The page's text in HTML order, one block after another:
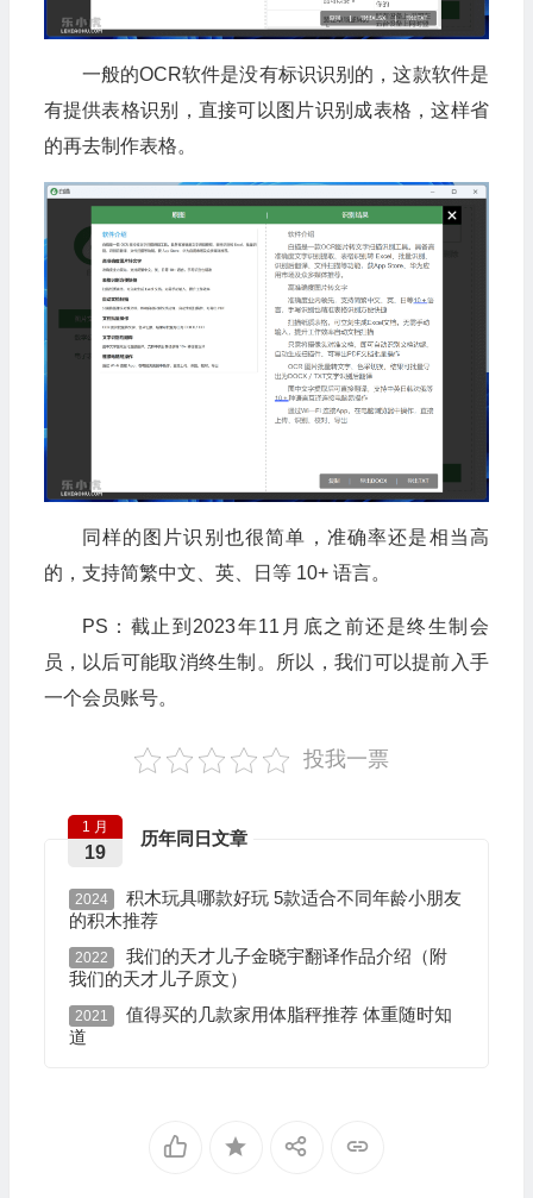
一般的OCR软件是没有标识识别的，这款软件是
有提供表格识别，直接可以图片识别成表格，这样省
的再去制作表格。
同样的图片识别也很简单，准确率还是相当高
的，支持简繁中文、英、日等 10+ 语言。
PS：截止到2023年11月底之前还是终生制会
员，以后可能取消终生制。所以，我们可以提前入手
一个会员账号。
投我一票
历年同日文章
1 月
19
2024
积木玩具哪款好玩 5款适合不同年龄小朋友
的积木推荐
2022
我们的天才儿子金晓宇翻译作品介绍（附
我们的天才儿子原文）
2021
值得买的几款家用体脂秤推荐 体重随时知
道